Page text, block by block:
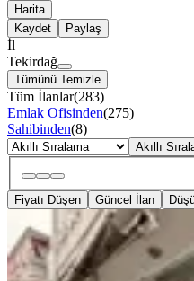
Harita
Kaydet
Paylaş
İl
Tekirdağ
Tümünü Temizle
Tüm İlanlar(283)
Emlak Ofisinden(275)
Sahibinden(8)
Akıllı
Fiyatı Düşen Güncel İlan
İki Kat
Dükkan